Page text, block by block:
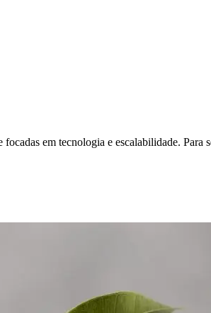
em tecnologia e escalabilidade.